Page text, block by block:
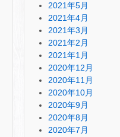
2021年5月
2021年4月
2021年3月
2021年2月
2021年1月
2020年12月
2020年11月
2020年10月
2020年9月
2020年8月
2020年7月